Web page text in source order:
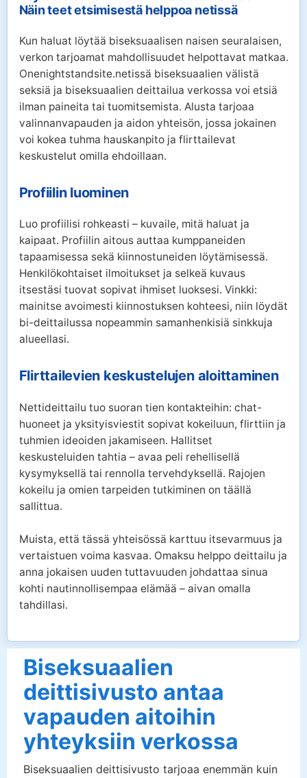
Näin teet etsimisestä helppoa netissä
Kun haluat löytää biseksuaalisen naisen seuralaisen,
verkon tarjoamat mahdollisuudet helpottavat matkaa.
Onenightstandsite.netissä biseksuaalien välistä
seksiä ja biseksuaalien deittailua verkossa voi etsiä
ilman paineita tai tuomitsemista. Alusta tarjoaa
valinnanvapauden ja aidon yhteisön, jossa jokainen
voi kokea tuhma hauskanpito ja flirttailevat
keskustelut omilla ehdoillaan.
Profiilin luominen
Luo profiilisi rohkeasti – kuvaile, mitä haluat ja
kaipaat. Profiilin aitous auttaa kumppaneiden
tapaamisessa sekä kiinnostuneiden löytämisessä.
Henkilökohtaiset ilmoitukset ja selkeä kuvaus
itsestäsi tuovat sopivat ihmiset luoksesi. Vinkki:
mainitse avoimesti kiinnostuksen kohteesi, niin löydät
bi-deittailussa nopeammin samanhenkisiä sinkkuja
alueellasi.
Flirttailevien keskustelujen aloittaminen
Nettideittailu tuo suoran tien kontakteihin: chat-
huoneet ja yksityisviestit sopivat kokeiluun, flirttiin ja
tuhmien ideoiden jakamiseen. Hallitset
keskusteluiden tahtia – avaa peli rehellisellä
kysymyksellä tai rennolla tervehdyksellä. Rajojen
kokeilu ja omien tarpeiden tutkiminen on täällä
sallittua.
Muista, että tässä yhteisössä karttuu itsevarmuus ja
vertaistuen voima kasvaa. Omaksu helppo deittailu ja
anna jokaisen uuden tuttavuuden johdattaa sinua
kohti nautinnollisempaa elämää – aivan omalla
tahdillasi.
Biseksuaalien
deittisivusto antaa
vapauden aitoihin
yhteyksiin verkossa
Biseksuaalien deittisivusto tarjoaa enemmän kuin